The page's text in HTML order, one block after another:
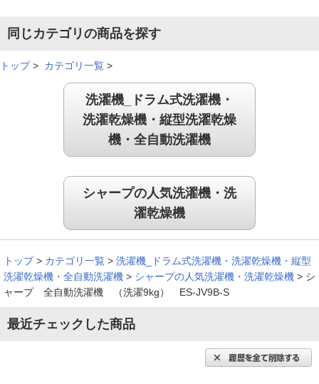
同じカテゴリの商品を探す
トップ> カテゴリ一覧 >
洗濯機_ドラム式洗濯機・
洗濯乾燥機・縦型洗濯乾燥
機・全自動洗濯機
シャープの人気洗濯機・洗
濯乾燥機
トップ > カテゴリ一覧 > 洗濯機_ドラム式洗濯機・洗濯乾燥機・縦型
洗濯乾燥機・全自動洗濯機 > シャープの人気洗濯機・洗濯乾燥機 > シ
ャープ 全自動洗濯機 （洗濯9kg） ES-JV9B-S
最近チェックした商品